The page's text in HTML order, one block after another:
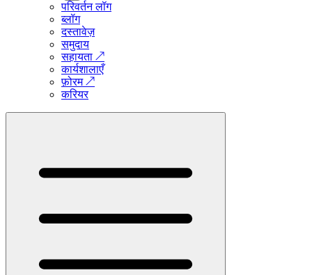
परिवर्तन लॉग
ब्लॉग
दस्तावेज़
समुदाय
सहायता ↗
कार्यशालाएँ
फ़ोरम↗
करियर